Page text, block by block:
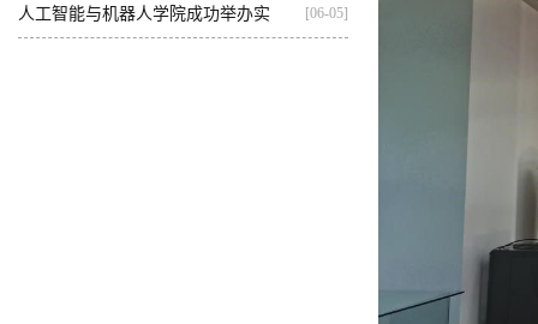
基...
人工智能与机器人学院成功举办实 [06-05]